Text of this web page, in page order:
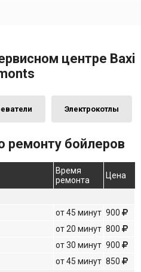
центре Baxi
Электрокотлы
ремонту бойлеров
Время
ремонта
Цена
от 45 минут 900
от 20 минут 800
от 30 минут 900
от 45 минут 850